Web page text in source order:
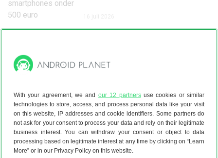
With your agreement, we and our 12 partnersuse cookies or similar
technologies to store, access, and process personal data like your visit
on this website, IP addresses and cookie identifiers. Some partners do
not ask for your consent to process your data and rely on their legitimate
business interest. You can withdraw your consent or object to data
processing based on legitimate interest at any time by clicking on “Learn
More” or in our Privacy Policy on this website.
9 juli 2026
Laatste nieuws
Geruchten, Fabrikanten
Gelekt: Samsung Galaxy S26 FE
verschilt subtiel van voorganger
Gisteren 14:58